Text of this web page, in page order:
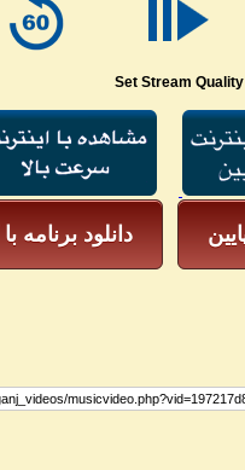
Set Stream Quality
دانلود برنامه